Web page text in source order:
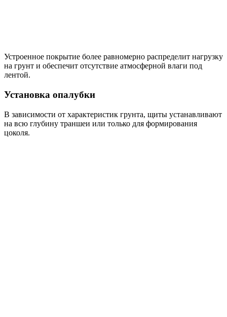
Устроенное покрытие более равномерно распределит нагрузку
на грунт и обеспечит отсутствие атмосферной влаги под
лентой.
Установка опалубки
В зависимости от характеристик грунта, щиты устанавливают
на всю глубину траншеи или только для формирования
цоколя.